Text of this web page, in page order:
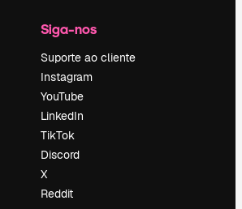
Siga-nos
Suporte ao cliente
Instagram
YouTube
LinkedIn
TikTok
Discord
X
Reddit